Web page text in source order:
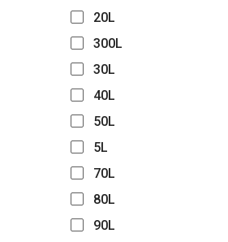
20L
300L
30L
40L
50L
5L
70L
80L
90L